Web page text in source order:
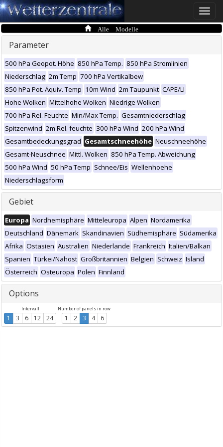
Toggle
Alle Modelle
Parameter
500 hPa Geopot. Höhe 850 hPa Temp. 850 hPa Stromlinien
Niederschlag 2m Temp 700 hPa Vertikalbew
850 hPa Pot. Äquiv. Temp 10m Wind 2m Taupunkt CAPE/LI
Hohe Wolken Mittelhohe Wolken Niedrige Wolken
700 hPa Rel. Feuchte Min/Max Temp. Gesamtniederschlag
Spitzenwind 2m Rel. feuchte 300 hPa Wind 200 hPa Wind
Gesamtbedeckungsgrad Gesamtschneehöhe Neuschneehöhe
Gesamt-Neuschnee Mittl. Wolken 850 hPa Temp. Abweichung
500 hPa Wind 50 hPa Temp Schnee/Eis Wellenhoehe
Niederschlagsform
Gebiet
Europa Nordhemisphäre Mitteleuropa Alpen Nordamerika
Deutschland Dänemark Skandinavien Südhemisphäre Südamerika
Afrika Ostasien Australien Niederlande Frankreich Italien/Balkan
Spanien Türkei/Nahost Großbritannien Belgien Schweiz Island
Österreich Osteuropa Polen Finnland
Options
Intervall
1 3 6 12 24
Number of panels in row
1 2 3 4 6